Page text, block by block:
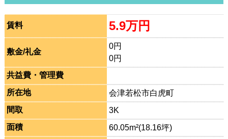
賃料 5.9万円
敷金/礼金
0円
0円
共益費・管理費
所在地
会津若松市白虎町
間取
3K
面積
60.05m²(18.16坪)